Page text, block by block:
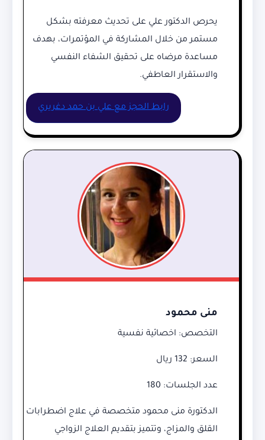
يحرص الدكتور علي على تحديث معرفته بشكل
مستمر من خلال المشاركة في المؤتمرات، بهدف
مساعدة مرضاه على تحقيق الشفاء النفسي
والاستقرار العاطفي.
رابط الحجز مع علي بن حمد دغريري
منى محمود
التخصص: اخصائية نفسية
السعر: 132 ريال
عدد الجلسات: 180
الدكتورة منى محمود متخصصة في علاج اضطرابات
القلق والمزاج، وتتميز بتقديم العلاج الزواجي